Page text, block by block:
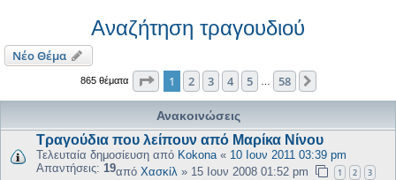
Αναζήτηση τραγουδιού
Νέο Θέμα
865 θέματα Σελίδα από58
1 2 3 4 5 58
Ανακοινώσεις
Τραγούδια που λείπουν από Μαρίκα Νίνου
Τελευταία δημοσίευση από Kokona « 10 Ιουν 2011 03:39 pm
Απαντήσεις: 19από Χασκίλ » 15 Ιουν 2008 01:52 pm 1 2 3